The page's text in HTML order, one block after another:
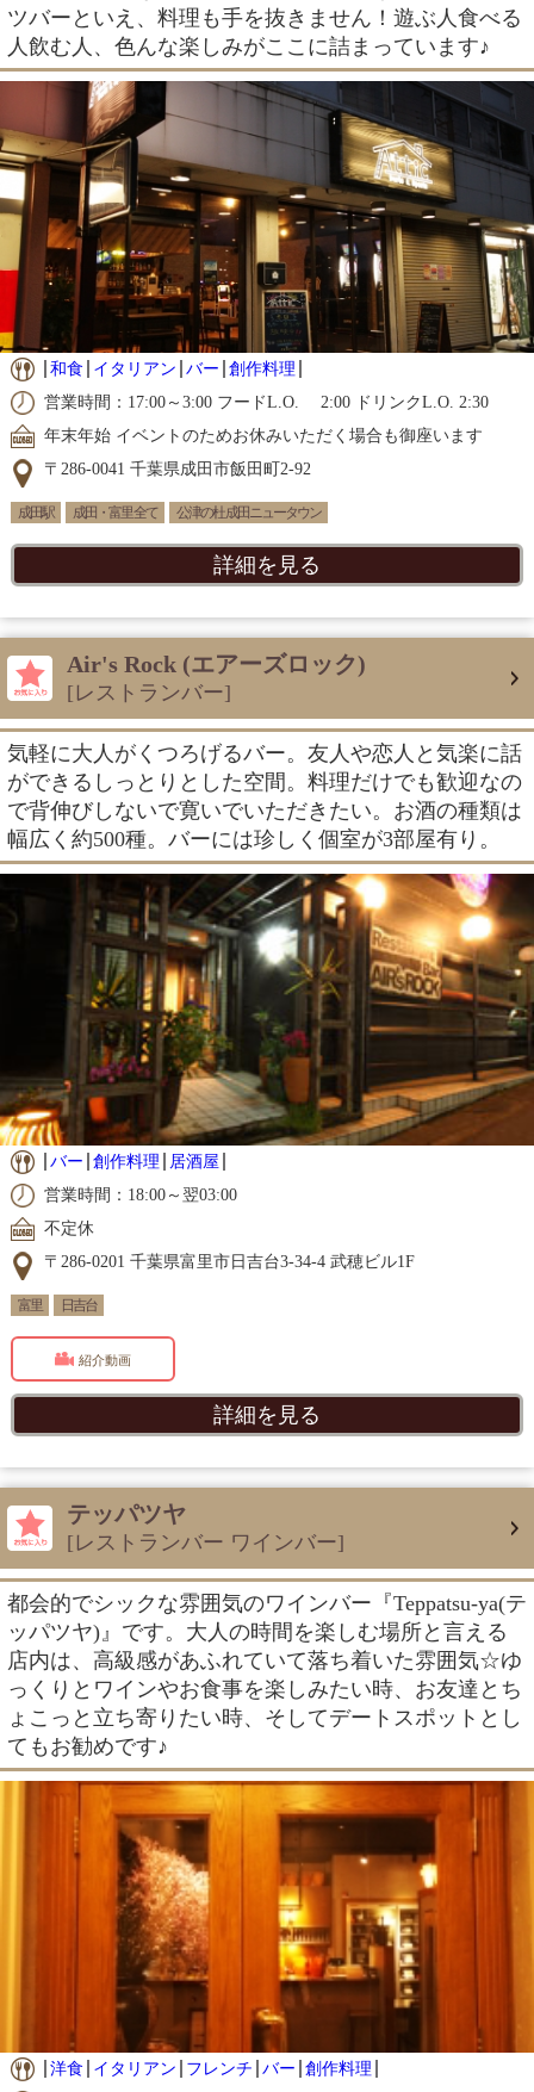
ツバーといえ、料理も手を抜きません！遊ぶ人食べる
人飲む人、色んな楽しみがここに詰まっています♪
和食 イタリアン バー 創作料理
営業時間：17:00～3:00 フードL.O. 2:00 ドリンクL.O. 2:30
年末年始 イベントのためお休みいただく場合も御座います
〒286-0041 千葉県成田市飯田町2-92
成田駅 成田・富里 全て 公津の杜 成田ニュータウン
詳細を見る
Air's Rock (エアーズロック)
[レストランバー]
気軽に大人がくつろげるバー。友人や恋人と気楽に話
ができるしっとりとした空間。料理だけでも歓迎なの
で背伸びしないで寛いでいただきたい。お酒の種類は
幅広く約500種。バーには珍しく個室が3部屋有り。
バー 創作料理
居酒屋
営業時間：18:00～翌03:00
不定休
〒286-0201 千葉県富里市日吉台3-34-4 武穂ビル1F
富里 日吉台
紹介動画
詳細を見る
テッパツヤ
[レストランバー ワインバー]
都会的でシックな雰囲気のワインバー『Teppatsu-ya(テ
ッパツヤ)』です。大人の時間を楽しむ場所と言える
店内は、高級感があふれていて落ち着いた雰囲気☆ゆ
っくりとワインやお食事を楽しみたい時、お友達とち
ょこっと立ち寄りたい時、そしてデートスポットとし
てもお勧めです♪
洋食 イタリアン フレンチ バー 創作料理